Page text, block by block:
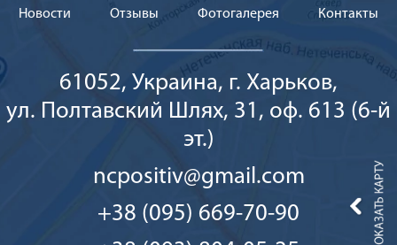
Новости
Отзывы Фотогалерея Контакты
61052, Украина, г. Харьков,
ул. Полтавский Шлях, 31, оф. 613 (6-й
эт.)
ncpositiv@gmail.com
+38 (095) 669-70-90